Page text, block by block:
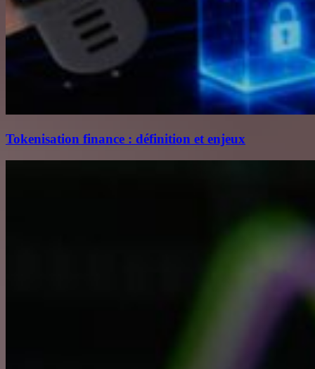
Tokenisation finance : définition et enjeux